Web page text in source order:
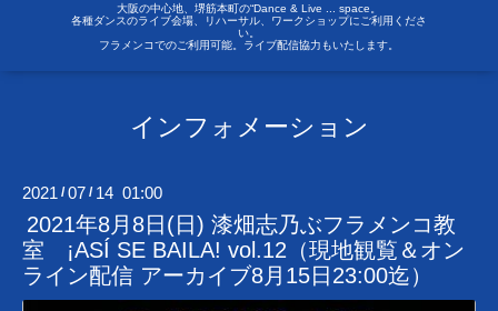
大阪の中心地、堺筋本町の“Dance & Live ... space。
各種ダンスのライブ会場、リハーサル、ワークショップにご利用くださ
い。
フラメンコでのご利用可能。ライブ配信協力もいたします。
インフォメーション
2021 /07 / 14 01:00
2021年8月8日(日) 漆畑志乃ぶフラメンコ教
室 ¡ASÍ SE BAILA! vol.12（現地観覧＆オン
ライン配信 アーカイブ8月15日23:00迄）